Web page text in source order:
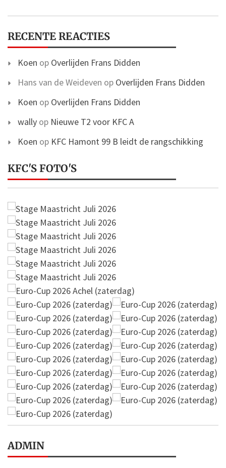
RECENTE REACTIES
Koen op Overlijden Frans Didden
Hans van de Weideven op Overlijden Frans Didden
Koen op Overlijden Frans Didden
wally op Nieuwe T2 voor KFC A
Koen op KFC Hamont 99 B leidt de rangschikking
KFC'S FOTO'S
ADMIN